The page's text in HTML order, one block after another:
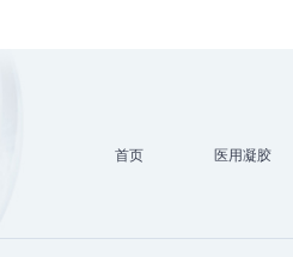
首页 医用凝胶